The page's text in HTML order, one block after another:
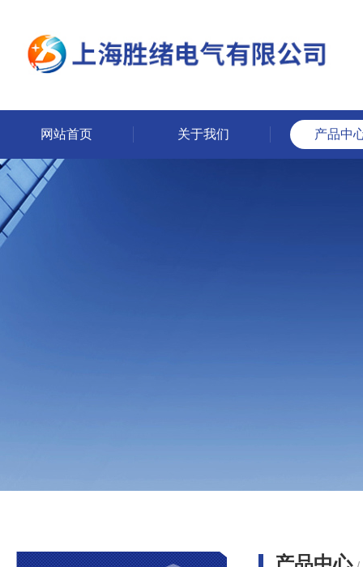
网站首页 关于我们 产品中